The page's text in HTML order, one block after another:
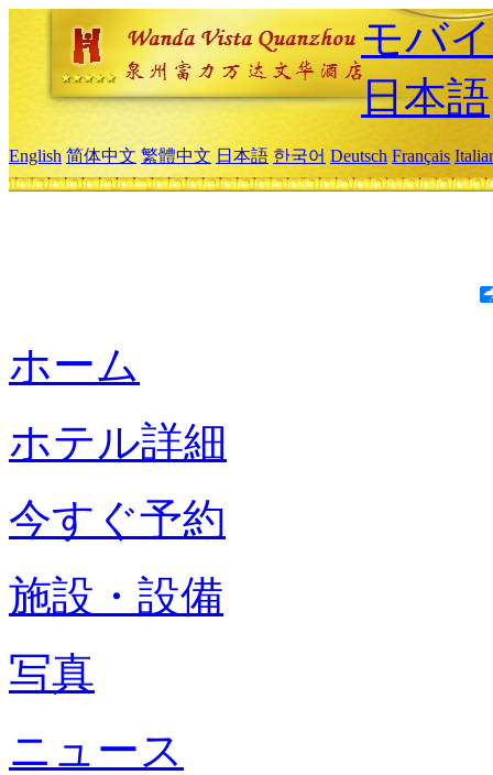
モバ
日本語
English 简体中文 繁體中文 日本語 한국어 Deutsch Français
ホーム
ホテル詳細
今すぐ予約
施設・設備
写真
ニュース